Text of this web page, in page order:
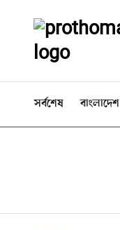
সর্বশেষ বাংলাদেশ